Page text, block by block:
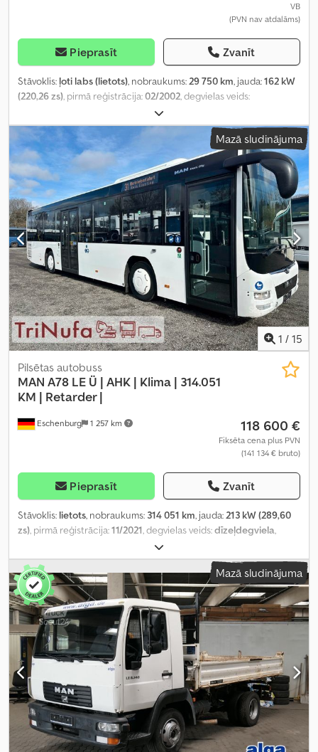
VB
(PVN nav atdalāms)
Pieprasīt Zvanīt
Stāvoklis: ļoti labs (lietots), nobraukums:29 750 km, jauda:162 kW
(220,26 zs), pirmā reģistrācija:02/2002, degvielas veids:
, asu konfigurācija:4x2
degviela:dīzeļdegviela, krāsa:sarkans, pārnesuma veids:
mehānisks
, emisijas klase: Euro 3 , piekares sistēma:tērauds,
kopējais garums:6 930 mm , kopējais platums:2 380 mm, kopējais
augstums:
3 100 mm , atļautā ass slodze (1. ass): 4 450 kg , atļautā
ass slodze (ass 2):8 500 kg, Ražošanas gads:2002, Aprīkojums:
ABS, piekabes sakabe,
Mazā sludinājuma
1 / 15
Eschenburg 1 257 km
Pilsētas autobuss
MAN A78 LE Ü | AHK | Klima | 314.051
KM | Retarder |
118 600 €
Fiksēta cena plus PVN
(141 134 € bruto)
Pieprasīt Zvanīt
Stāvoklis: lietots, nobraukums: 314 051 km, jauda:213 kW (289,60
zs), pirmā reģistrācija:11/2021, degvielas veids:dīzeļdegviela,
, pārnesuma veids:
Euro 6, krāsa:balts, bremzes:retardētājs, Ražošanas gads:2021,
Aprīkojums:ABS, gaisa kondicionēšana, kvēpu filtrs, stāvvietas
sildītājs,
Mazā sludinājuma